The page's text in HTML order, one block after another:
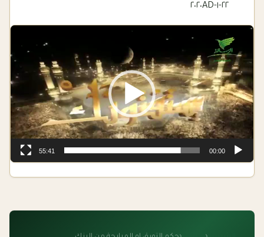
٢٢-١-٢٠٢٠AD
Player
00:00
55:41